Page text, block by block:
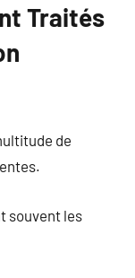
Traités
de
souvent les